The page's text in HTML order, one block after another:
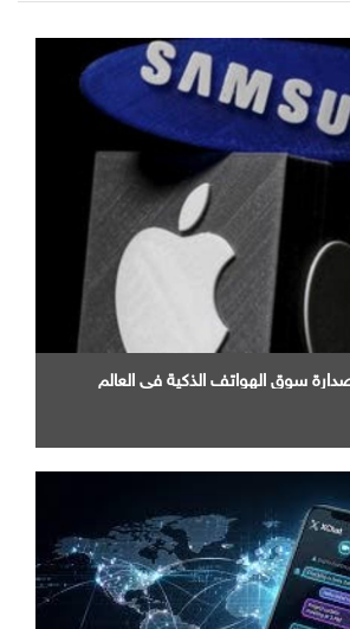
سوق الهواتف الذكية في العالم